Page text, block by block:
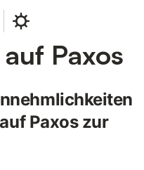
Paxos
Paxos zur